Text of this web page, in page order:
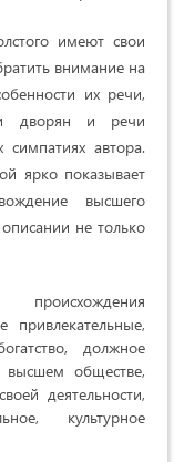
имеют свои
внимание на
их речи,
дворян и речи
симпатиях автора.
ярко показывает
высшего
не только
происхождения
должное
высшем обществе,
деятельности,
культурное